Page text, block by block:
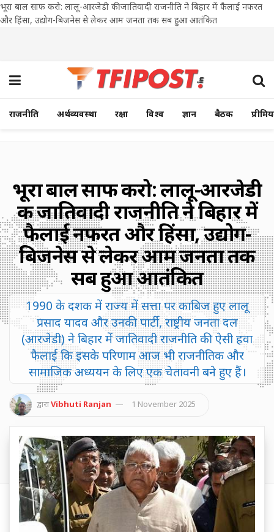
भूरा बाल साफ करो: लालू-आरजेडी की जातिवादी राजनीति ने बिहार में फैलाई नफरत
और हिंसा, उद्योग-बिजनेस से लेकर आम जनता तक सब हुआ आतंकित
राजनीति अर्थव्यवस्था रक्षा विश्व ज्ञान बैठक
भूरा बाल साफ करो: लालू-आरजेडी
की जातिवादी राजनीति ने बिहार में
फैलाई नफरत और हिंसा, उद्योग-
बिजनेस से लेकर आम जनता तक
सब हुआ आतंकित
1990 के दशक में राज्य में सत्ता पर काबिज हुए लालू
प्रसाद यादव और उनकी पार्टी, राष्ट्रीय जनता दल
(आरजेडी) ने बिहार में जातिवादी राजनीति की ऐसी हवा
फैलाई कि इसके परिणाम आज भी राजनीतिक और
सामाजिक अध्ययन के लिए एक चेतावनी बने हुए हैं।
द्वाराVibhuti Ranjan 1 November 2025